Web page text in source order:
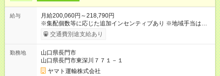
給与
月給200,060円～218,790円
※集配個数等に応じた追加インセンティブあり ※地域手当は居住
地によって異なる 加えて、インセンティブ・超勤手当・通勤手
当・扶養手当など各種手当が充実しています。 【試用期間】試
と同じです。
交通費別途支給あり
勤務地
山口県長門市
山口県長門市東深川７７１－１
ヤマト運輸株式会社